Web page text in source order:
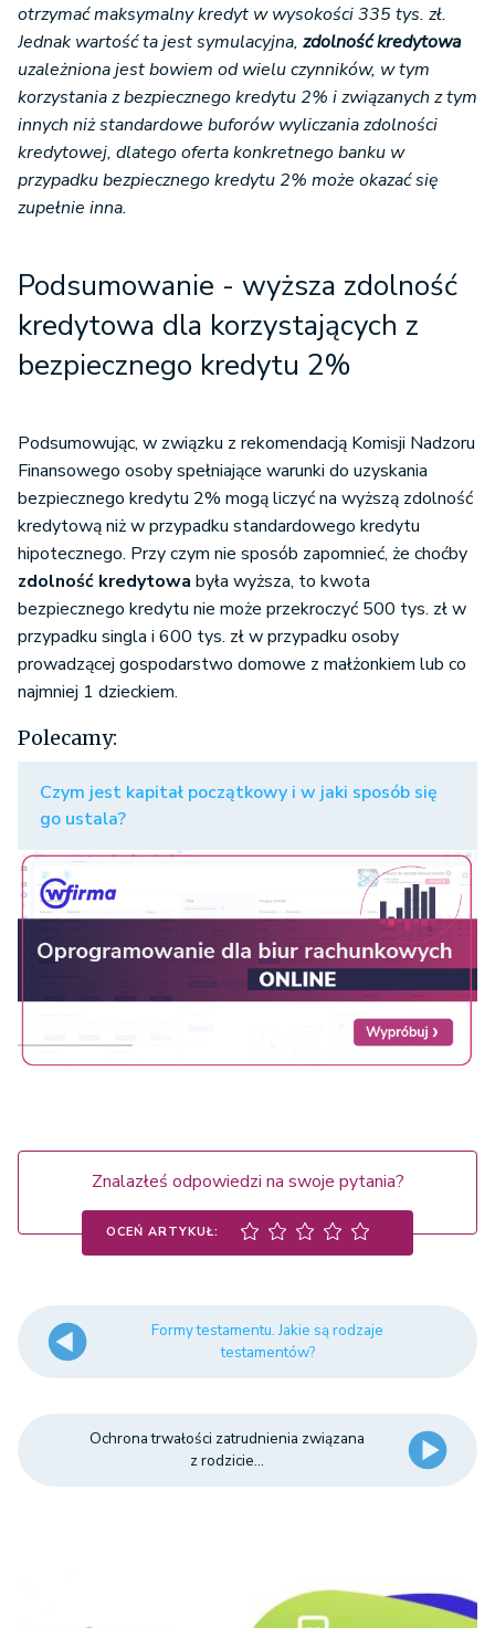
otrzymać maksymalny kredyt w wysokości 335 tys. zł.
Jednak wartość ta jest symulacyjna, zdolność kredytowa
uzależniona jest bowiem od wielu czynników, w tym
korzystania z bezpiecznego kredytu 2% i związanych z tym
innych niż standardowe buforów wyliczania zdolności
kredytowej, dlatego oferta konkretnego banku w
przypadku bezpiecznego kredytu 2% może okazać się
zupełnie inna.
Podsumowanie - wyższa zdolność
kredytowa dla korzystających z
bezpiecznego kredytu 2%
Podsumowując, w związku z rekomendacją Komisji Nadzoru
Finansowego osoby spełniające warunki do uzyskania
bezpiecznego kredytu 2% mogą liczyć na wyższą zdolność
kredytową niż w przypadku standardowego kredytu
hipotecznego. Przy czym nie sposób zapomnieć, że choćby
zdolność kredytowa była wyższa, to kwota
bezpiecznego kredytu nie może przekroczyć 500 tys. zł w
przypadku singla i 600 tys. zł w przypadku osoby
prowadzącej gospodarstwo domowe z małżonkiem lub co
najmniej 1 dzieckiem.
Polecamy:
Czym jest kapitał początkowy i w jaki sposób się
go ustala?
Znalazłeś odpowiedzi na swoje pytania?
OCEŃ ARTYKUŁ:
Formy testamentu. Jakie są rodzaje
testamentów?
Ochrona trwałości zatrudnienia związana
z rodzicie...